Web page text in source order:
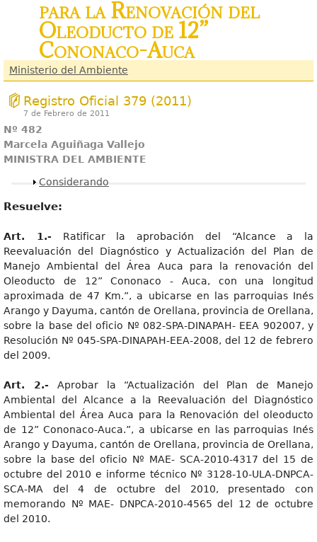
para la Renovación del
Oleoducto de 12”
Cononaco-Auca
Ministerio del Ambiente
Registro Oficial 379 (2011)
7 de Febrero de 2011
Nº 482
Marcela Aguiñaga Vallejo
MINISTRA DEL AMBIENTE
Mostrar
Considerando
Resuelve:
Art. 1.- Ratificar la aprobación del “Alcance a la
Reevaluación del Diagnóstico y Actualización del Plan de
Manejo Ambiental del Área Auca para la renovación del
Oleoducto de 12” Cononaco - Auca, con una longitud
aproximada de 47 Km.”, a ubicarse en las parroquias Inés
Arango y Dayuma, cantón de Orellana, provincia de Orellana,
sobre la base del oficio Nº 082-SPA-DINAPAH- EEA 902007, y
Resolución Nº 045-SPA-DINAPAH-EEA-2008, del 12 de febrero
del 2009.
Art. 2.- Aprobar la “Actualización del Plan de Manejo
Ambiental del Alcance a la Reevaluación del Diagnóstico
Ambiental del Área Auca para la Renovación del oleoducto
de 12” Cononaco-Auca.”, a ubicarse en las parroquias Inés
Arango y Dayuma, cantón de Orellana, provincia de Orellana,
sobre la base del oficio Nº MAE- SCA-2010-4317 del 15 de
octubre del 2010 e informe técnico Nº 3128-10-ULA-DNPCA-
SCA-MA del 4 de octubre del 2010, presentado con
memorando Nº MAE- DNPCA-2010-4565 del 12 de octubre
del 2010.